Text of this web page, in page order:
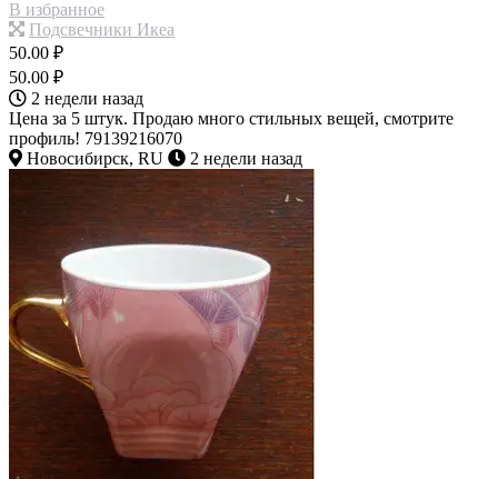
В избранное
Подсвечники Икеа
50.00 ₽
50.00 ₽
2 недели назад
Цена за 5 штук. Продаю много стильных вещей, смотрите
профиль! 79139216070
Новосибирск, RU
2 недели назад